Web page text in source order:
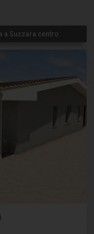
a Suzzara centro